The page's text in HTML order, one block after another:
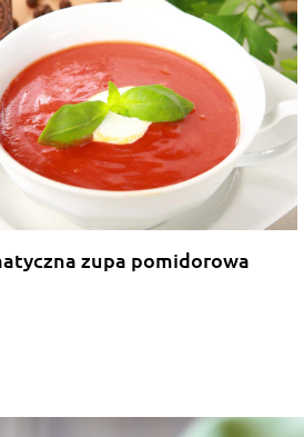
zupa pomidorowa